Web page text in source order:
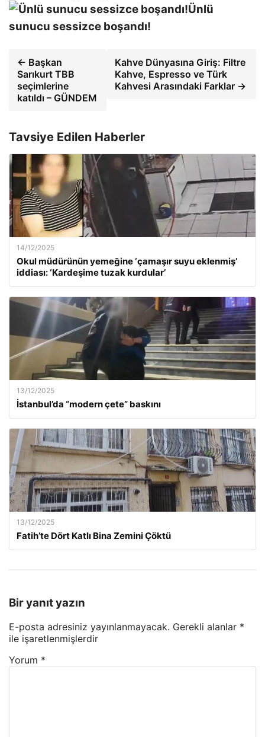
Ünlü
sunucu sessizce boşandı!
← Başkan
Sarıkurt TBB
seçimlerine
katıldı – GÜNDEM
Kahve Dünyasına Giriş: Filtre
Kahve, Espresso ve Türk
Kahvesi Arasındaki Farklar →
Tavsiye Edilen Haberler
14/12/2025
Okul müdürünün yemeğine ‘çamaşır suyu eklenmiş’
iddiası: ‘Kardeşime tuzak kurdular’
13/12/2025
İstanbul’da “modern çete” baskını
13/12/2025
Fatih’te Dört Katlı Bina Zemini Çöktü
Bir yanıt yazın
E-posta adresiniz yayınlanmayacak. Gerekli alanlar *
ile işaretlenmişlerdir
Yorum *